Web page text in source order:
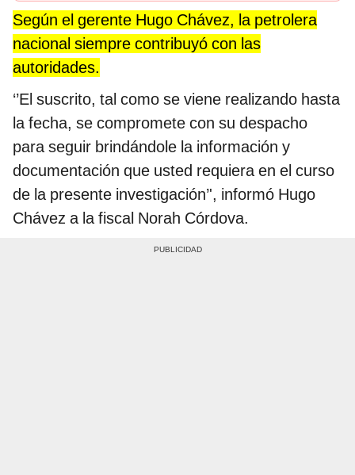
Según el gerente Hugo Chávez, la petrolera
nacional siempre contribuyó con las
autoridades.
‘’El suscrito, tal como se viene realizando hasta
la fecha, se compromete con su despacho
para seguir brindándole la información y
documentación que usted requiera en el curso
de la presente investigación’', informó Hugo
Chávez a la fiscal Norah Córdova.